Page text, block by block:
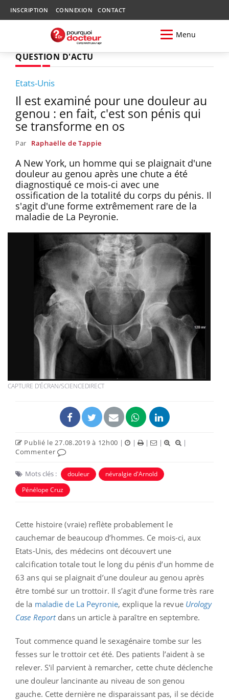
INSCRIPTION CONNEXION CONTACT
Menu
QUESTION D'ACTU
Etats-Unis
Il est examiné pour une douleur au
genou : en fait, c'est son pénis qui
se transforme en os
Par Raphaëlle de Tappie
A New York, un homme qui se plaignait d'une
douleur au genou après une chute a été
diagnostiqué ce mois-ci avec une
ossification de la totalité du corps du pénis. Il
s'agit d'une forme extrêmement rare de la
maladie de La Peyronie.
CAPTURE D'ÉCRAN/SCIENCEDIRECT
Publié le 27.08.2019 à 12h00 | | | |
|
Commenter
Mots clés : douleur
névralgie d'Arnold
Pénélope Cruz
Cette histoire (vraie) reflète probablement le
cauchemar de beaucoup d’hommes. Ce mois-ci, aux
Etats-Unis, des médecins ont découvert une
calcification totale tout le long du pénis d’un homme de
63 ans qui se plaignait d’une douleur au genou après
être tombé sur un trottoir. Il s’agit d’une forme très rare
de la maladie de La Peyronie, explique la revue Urology
Case Report dans un article à paraître en septembre.
Tout commence quand le sexagénaire tombe sur les
fesses sur le trottoir cet été. Des patients l’aident à se
relever. S'il parvient à remarcher, cette chute déclenche
une douleur lancinante au niveau de son genou
gauche. Cette dernière ne disparaissant pas, il se décide